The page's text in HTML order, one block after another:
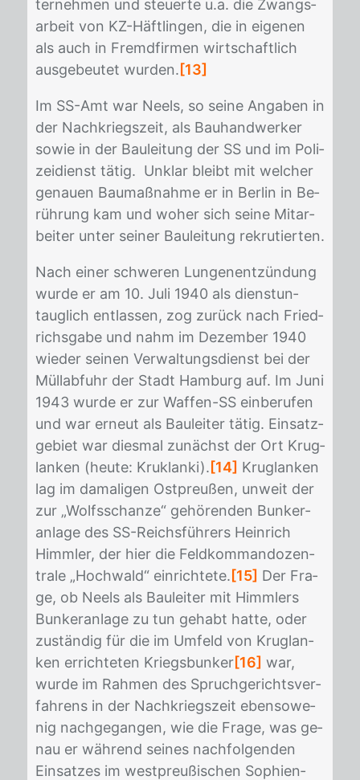
ter­neh­men und steu­er­te u.a. die Zwangs­
ar­beit von KZ-Häft­lin­gen, die in ei­ge­nen
als auch in Fremd­fir­men wirt­schaft­lich
aus­ge­beu­tet wur­den.[13]
Im SS-Amt war Neels, so sei­ne An­ga­ben in
der Nach­kriegs­zeit, als Bau­hand­wer­ker
so­wie in der Bau­lei­tung der SS und im Po­li­
zei­dienst tä­tig. Un­klar bleibt mit wel­cher
ge­nau­en Bau­maß­nah­me er in Ber­lin in Be­
rüh­rung kam und wo­her sich sei­ne Mit­ar­
bei­ter un­ter sei­ner Bau­lei­tung re­kru­tier­ten.
Nach ei­ner schwe­ren Lun­gen­ent­zün­dung
wur­de er am 10. Juli 1940 als dienst­un­
taug­lich ent­las­sen, zog zu­rück nach Fried­
richs­ga­be und nahm im De­zem­ber 1940
wie­der sei­nen Ver­wal­tungs­dienst bei der
Müll­ab­fuhr der Stadt Ham­burg auf. Im Juni
1943 wur­de er zur Waf­fen-SS ein­be­ru­fen
und war er­neut als Bau­lei­ter tä­tig. Ein­satz­
ge­biet war dies­mal zu­nächst der Ort Krug­
lan­ken (heu­te: Kru­klan­ki).[14] Krug­lan­ken
lag im da­ma­li­gen Ost­preu­ßen, un­weit der
zur „Wolfs­schan­ze“ ge­hö­ren­den Bun­ker­
an­la­ge des SS-Reichs­füh­rers Hein­rich
Himm­ler, der hier die Feld­kom­man­do­zen­
tra­le „Hoch­wald“ ein­rich­te­te.[15] Der Fra­
ge, ob Neels als Bau­lei­ter mit Himm­lers
Bun­ker­an­la­ge zu tun ge­habt hat­te, oder
zu­stän­dig für die im Um­feld von Krug­lan­
ken er­rich­te­ten Kriegs­bun­ker[16] war,
wur­de im Rah­men des Spruch­ge­richts­ver­
fah­rens in der Nach­kriegs­zeit eben­so­we­
nig nach­ge­gan­gen, wie die Fra­ge, was ge­
nau er wäh­rend sei­nes nach­fol­gen­den
Ein­sat­zes im west­preu­ßi­schen So­phi­en­